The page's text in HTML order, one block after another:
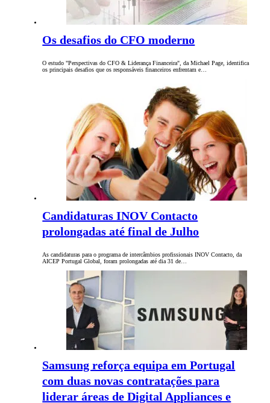
Os desafios do CFO moderno
O estudo "Perspectivas do CFO & Liderança Financeira", da Michael Page, identifica
os principais desafios que os responsáveis financeiros enfrentam e…
Candidaturas INOV Contacto
prolongadas até final de Julho
As candidaturas para o programa de intercâmbios profissionais INOV Contacto, da
AICEP Portugal Global, foram prolongadas até dia 31 de…
Samsung reforça equipa em Portugal
com duas novas contratações para
liderar áreas de Digital Appliances e